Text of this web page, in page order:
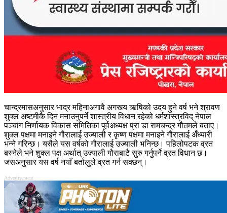
चान्द्रमासअनुसार भाद्र महिनाअगावै अगस्त्य ऋषिको उदय हुने वर्ष भने श्रावण
शुक्ल अष्टमीकै दिन मनाउनुपर्ने शास्त्रीय विधान रहेको धर्मशास्त्रविद् नेपाल
पञ्चांग निर्णायक विकास समितिका पूर्वअध्यक्ष प्रा डा रामचन्द्र गौतमले बताए।
शुक्ल पक्षमा मनाइने गौरालाई उज्याली र कृष्ण पक्षमा मनाइने गौरालाई अँध्यारी
भन्ने गरिन्छ। यसैले यस वर्षको गौरालाई उज्याली भनिन्छ। पहिलोपटक व्रत
बस्नेले भने शुक्ल पक्ष अर्थात् उज्याली गौराबाटै सुरु गर्नुपर्ने व्रत विधान छ।
जसअनुसार यस वर्ष नयाँ बर्तालुले व्रत गर्न सक्छन्।
Advertisement